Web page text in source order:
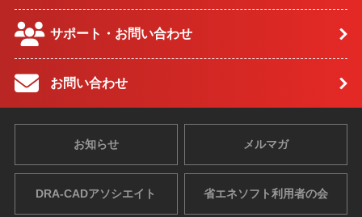
サポート・お問い合わせ
お問い合わせ
お知らせ メルマガ
DRA-CADアソシエイト 省エネソフト利用者の会